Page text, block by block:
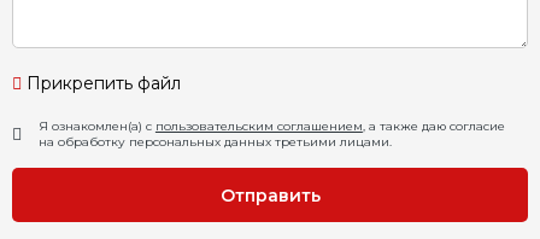
Прикрепить файл
Я ознакомлен(а) с пользовательским соглашением, а также даю согласие
на обработку персональных данных третьими лицами.
Отправить